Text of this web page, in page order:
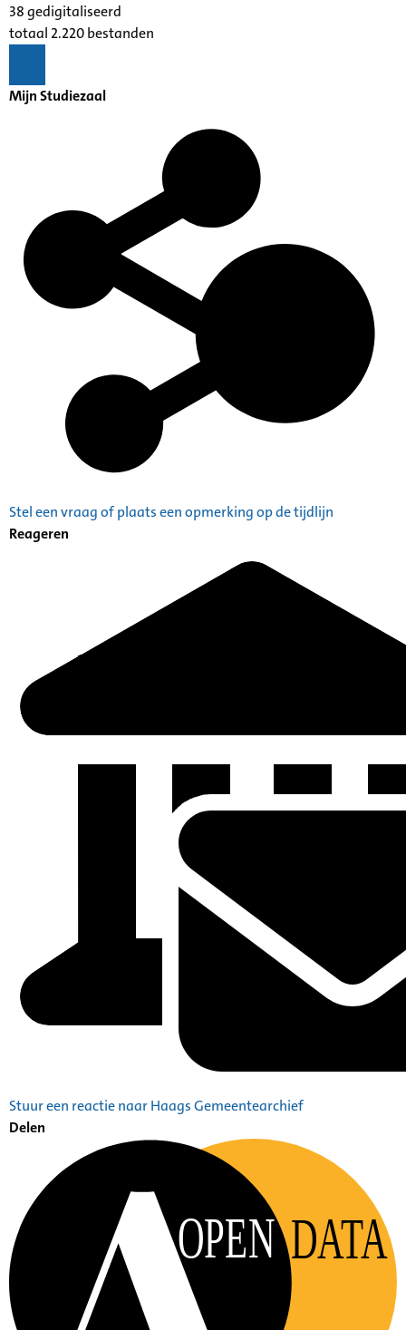
38 gedigitaliseerd
totaal 2.220 bestanden
Mijn Studiezaal
Stel een vraag of plaats een opmerking op de tijdlijn
Reageren
Stuur een reactie naar Haags Gemeentearchief
Delen
OPEN DATA